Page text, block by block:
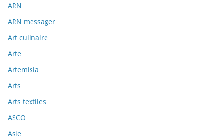
ARN
ARN messager
Art culinaire
Arte
Artemisia
Arts
Arts textiles
ASCO
Asie